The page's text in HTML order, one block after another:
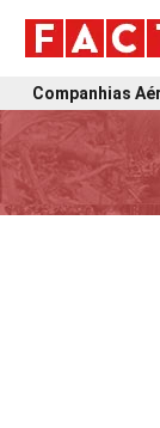
Companhias